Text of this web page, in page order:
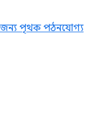
জন্য পৃথক পঠনযোগ্য